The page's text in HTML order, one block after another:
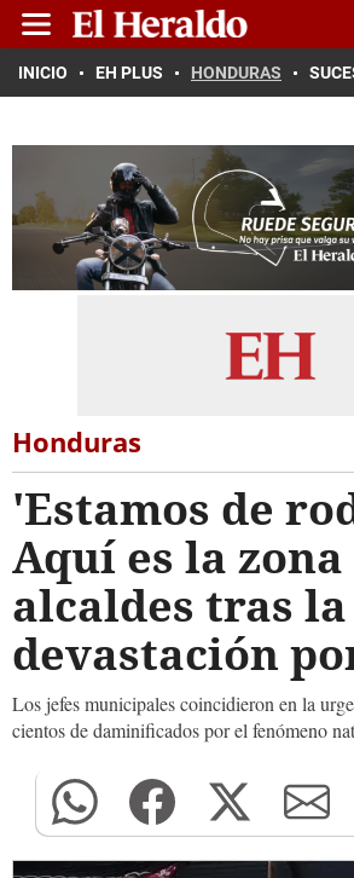
INICIO EH PLUS HONDURAS
Honduras
'Estamos de
Aquí es la
alcaldes tras la
devastación
Los jefes municipales coincidieron en la
cientos de daminificados por el fenómeno